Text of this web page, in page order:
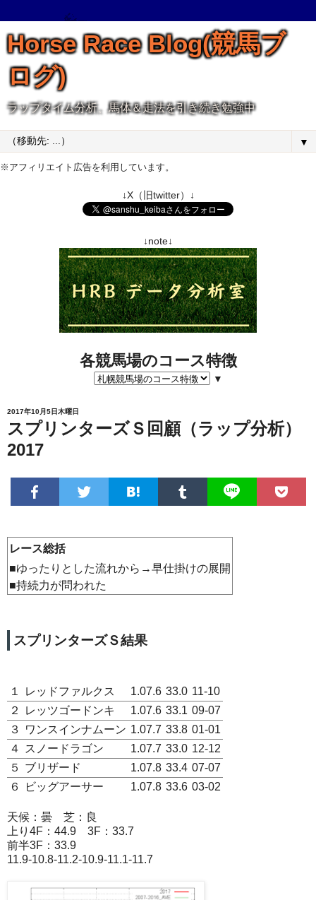
Horse Race Blog(競馬ブ
ログ)
ラップタイム分析、馬体＆走法を引き続き勉強中
▼
※アフィリエイト広告を利用しています。
↓X（旧twitter）↓
↓note↓
各競馬場のコース特徴
▼
2017年10月5日木曜日
スプリンターズＳ回顧（ラップ分析）
2017
レース総括
■ゆったりとした流れから→早仕掛けの展開
■持続力が問われた
スプリンターズＳ結果
１ レッドファルクス 1.07.6 33.0 11-10
２
レッツゴードンキ 1.07.6 33.1 09-07
３
ワンスインナムーン 1.07.7 33.8 01-01
４
スノードラゴン 1.07.7 33.0 12-12
５
ブリザード 1.07.8 33.4 07-07
６
ビッグアーサー 1.07.8 33.6 03-02
天候：曇 芝：良
上り4F：44.9 3F：33.7
前半3F：33.9
11.9-10.8-11.2-10.9-11.1-11.7